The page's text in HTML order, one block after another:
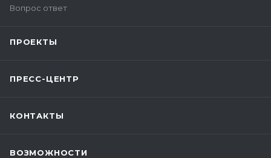
Вопрос ответ
ПРОЕКТЫ
ПРЕСС-ЦЕНТР
КОНТАКТЫ
ВОЗМОЖНОСТИ